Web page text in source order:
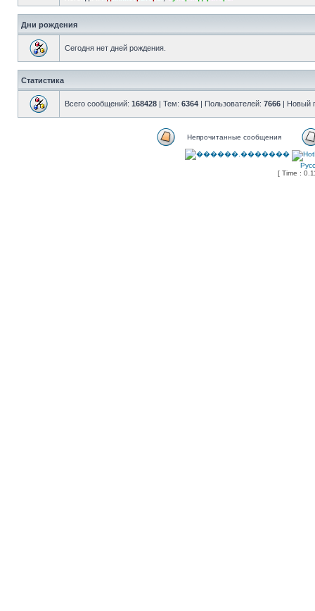
Дни рождения
Сегодня нет дней рождения.
Статистика
Всего сообщений: 168428 | Тем: 6364 | Пользователей: 7666 | Новый
Непрочитанные сообщения
[ Time :